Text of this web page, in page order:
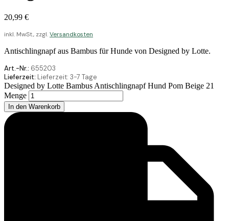
20,99 €
inkl. MwSt., zzgl.Versandkosten
Antischlingnapf aus Bambus für Hunde von Designed by Lotte.
Art.-Nr.: 655203
Lieferzeit: Lieferzeit: 3-7 Tage
Designed by Lotte Bambus Antischlingnapf Hund Pom Beige 21
Menge
In den Warenkorb